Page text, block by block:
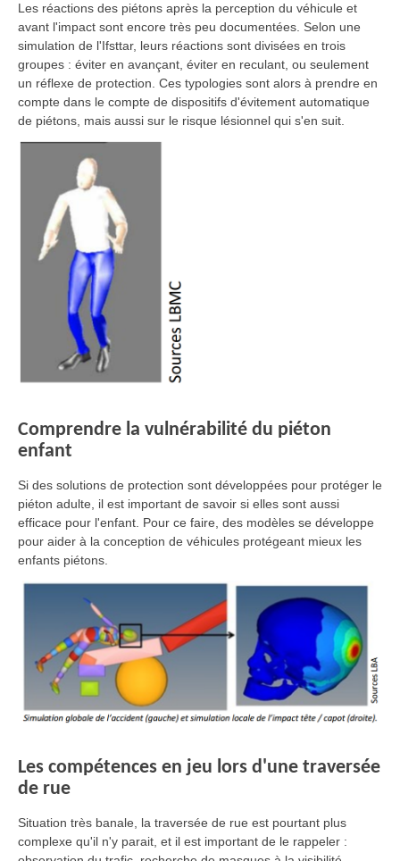
Les réactions des piétons après la perception du véhicule et
avant l'impact sont encore très peu documentées. Selon une
simulation de l'Ifsttar, leurs réactions sont divisées en trois
groupes : éviter en avançant, éviter en reculant, ou seulement
un réflexe de protection. Ces typologies sont alors à prendre en
compte dans le compte de dispositifs d'évitement automatique
de piétons, mais aussi sur le risque lésionnel qui s'en suit.
Comprendre la vulnérabilité du piéton
enfant
Si des solutions de protection sont développées pour protéger le
piéton adulte, il est important de savoir si elles sont aussi
efficace pour l'enfant. Pour ce faire, des modèles se développe
pour aider à la conception de véhicules protégeant mieux les
enfants piétons.
Les compétences en jeu lors d'une traversée
de rue
Situation très banale, la traversée de rue est pourtant plus
complexe qu'il n'y parait, et il est important de le rappeler :